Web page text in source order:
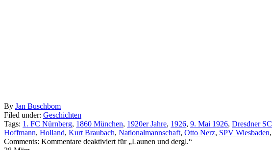
By Jan Buschbom
Filed under: Geschichten
Tags: 1. FC Nürnberg, 1860 München, 1920er Jahre, 1926, 9. Mai 1926, Dresdner SC
Hoffmann, Holland, Kurt Braubach, Nationalmannschaft, Otto Nerz, SPV Wiesbaden,
Comments: Kommentare deaktiviert für „Launen und dergl.“